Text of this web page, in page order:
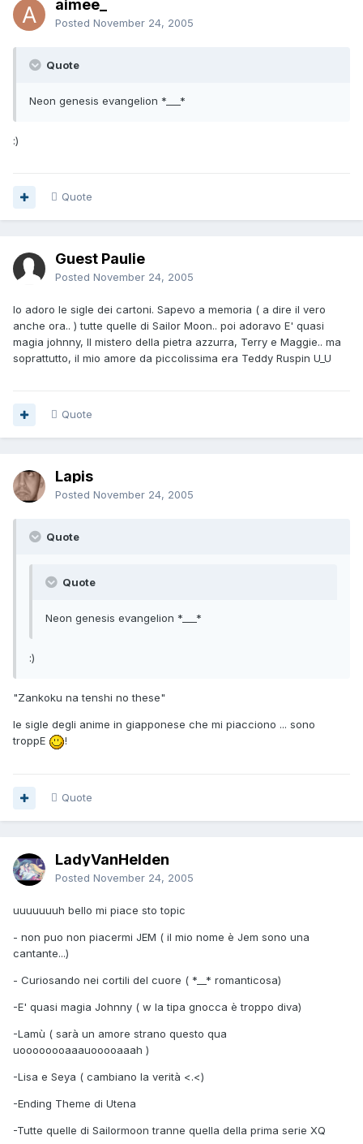
aimee_
Posted November 24, 2005
Quote
Neon genesis evangelion *___*
:)
Quote
Guest Paulie
Posted November 24, 2005
Io adoro le sigle dei cartoni. Sapevo a memoria ( a dire il vero
anche ora.. ) tutte quelle di Sailor Moon.. poi adoravo E' quasi
magia johnny, Il mistero della pietra azzurra, Terry e Maggie.. ma
soprattutto, il mio amore da piccolissima era Teddy Ruspin U_U
Quote
Lapis
Posted November 24, 2005
Quote
Quote
Neon genesis evangelion *___*
:)
"Zankoku na tenshi no these"
le sigle degli anime in giapponese che mi piacciono ... sono
troppE
!
Quote
LadyVanHelden
Posted November 24, 2005
uuuuuuuh bello mi piace sto topic
- non puo non piacermi JEM ( il mio nome è Jem sono una
cantante...)
- Curiosando nei cortili del cuore ( *__* romanticosa)
-E' quasi magia Johnny ( w la tipa gnocca è troppo diva)
-Lamù ( sarà un amore strano questo qua
uoooooooaaauooooaaah )
-Lisa e Seya ( cambiano la verità <.<)
-Ending Theme di Utena
-Tutte quelle di Sailormoon tranne quella della prima serie XQ